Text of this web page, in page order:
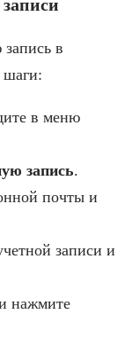
в
в меню
запись.
почты и
записи и
нажмите